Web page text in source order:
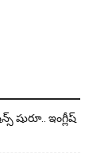
షురూ.. ఇంగ్లీష్